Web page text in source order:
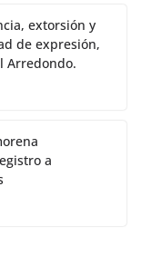
extorsión y
de expresión,
Arredondo.
a